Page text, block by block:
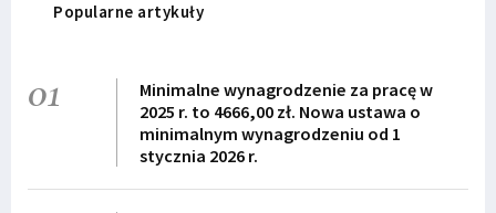
Popularne artykuły
01
Minimalne wynagrodzenie za pracę w
2025 r. to 4666,00 zł. Nowa ustawa o
minimalnym wynagrodzeniu od 1
stycznia 2026 r.